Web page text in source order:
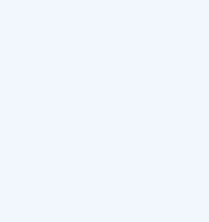
onlarca eğitim seni bekliyor!